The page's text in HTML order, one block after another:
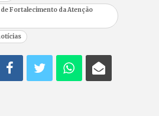
Fortalecimento da Atenção